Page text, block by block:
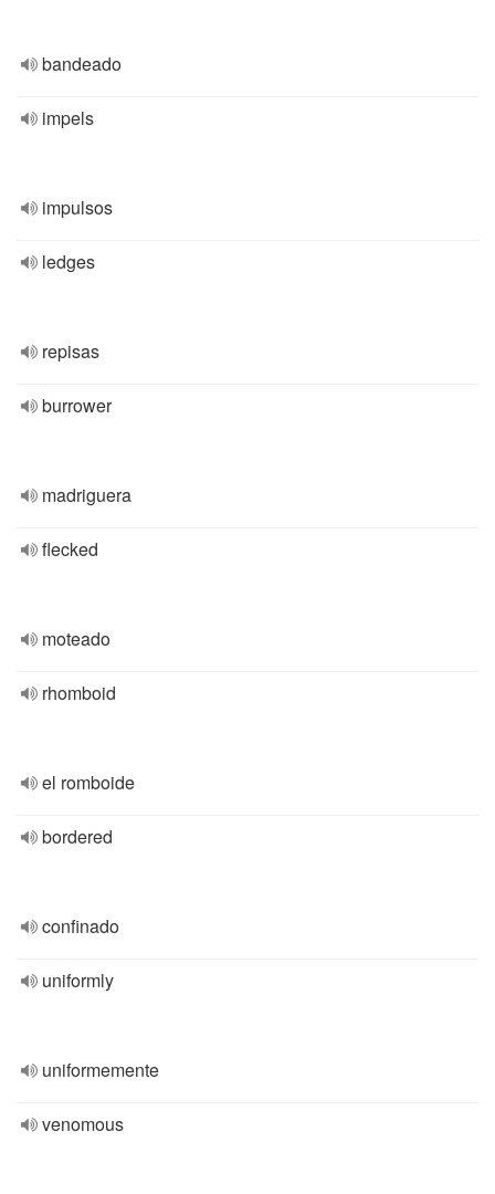
bandeado
impels
impulsos
ledges
repisas
burrower
madriguera
flecked
moteado
rhomboid
el romboide
bordered
confinado
uniformly
uniformemente
venomous